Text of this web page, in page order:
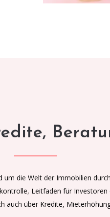
die Welt der Immobilien
Leitfaden für
auch über Kredite,